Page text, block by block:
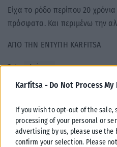
Karfitsa - Do Not Process
If you wish to opt-out of the
processing of your personal or
advertising by us, please use
confirm your selection. Please
Είχα το ρόδο περίπου 20 χρόνια
πρόσφατα. Και περιμένω την
ΑΠΟ ΤΗΝ ΕΝΤΥΠΗ KARFITSA
Tags: Απόψεις
Σχετικά Άρθρα